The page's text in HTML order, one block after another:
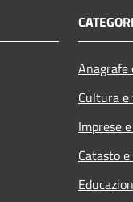
Cultura
Imprese
Catasto